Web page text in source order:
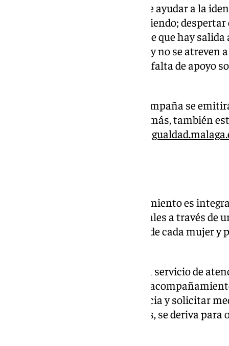
Con estos mensajes se pretende ayudar a la
de las mujeres que la están sufriendo;
ciudadanía; lanzar el mensaje de que hay
sufriendo este tipo de violencia y no se atreven
precariedad económica o por la falta de apoyo
Los vídeos que conforman la campaña se
pantalla de El Corte Inglés. Además, también
https://
El servicio que ofrece el Ayuntamiento es
realizada por trabajadoras sociales a través
conocer la situación específica de cada mujer
Desde esta atención se deriva al servicio de
teleasistencia como medida de
jurídico para tramitar la denuncia y solicitar
gestionan prestaciones sociales, se deriva